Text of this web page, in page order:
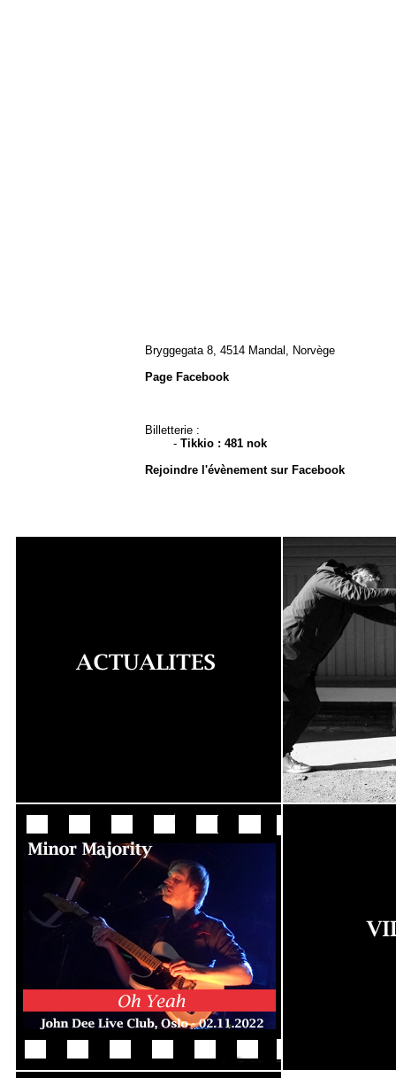
Bryggegata 8, 4514 Mandal, Norvège
Page Facebook
Billetterie :
- Tikkio : 481 nok
Rejoindre l'évènement sur Facebook